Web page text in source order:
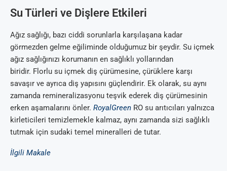
Su Türleri ve Dişlere Etkileri
Ağız sağlığı, bazı ciddi sorunlarla karşılaşana kadar
görmezden gelme eğiliminde olduğumuz bir şeydir. Su içmek
ağız sağlığınızı korumanın en sağlıklı yollarından
biridir. Florlu su içmek diş çürümesine, çürüklere karşı
savaşır ve ayrıca diş yapısını güçlendirir. Ek olarak, su aynı
zamanda remineralizasyonu teşvik ederek diş çürümesinin
erken aşamalarını önler. RoyalGreen RO su arıtıcıları yalnızca
kirleticileri temizlemekle kalmaz, aynı zamanda sizi sağlıklı
tutmak için sudaki temel mineralleri de tutar.
İlgili Makale